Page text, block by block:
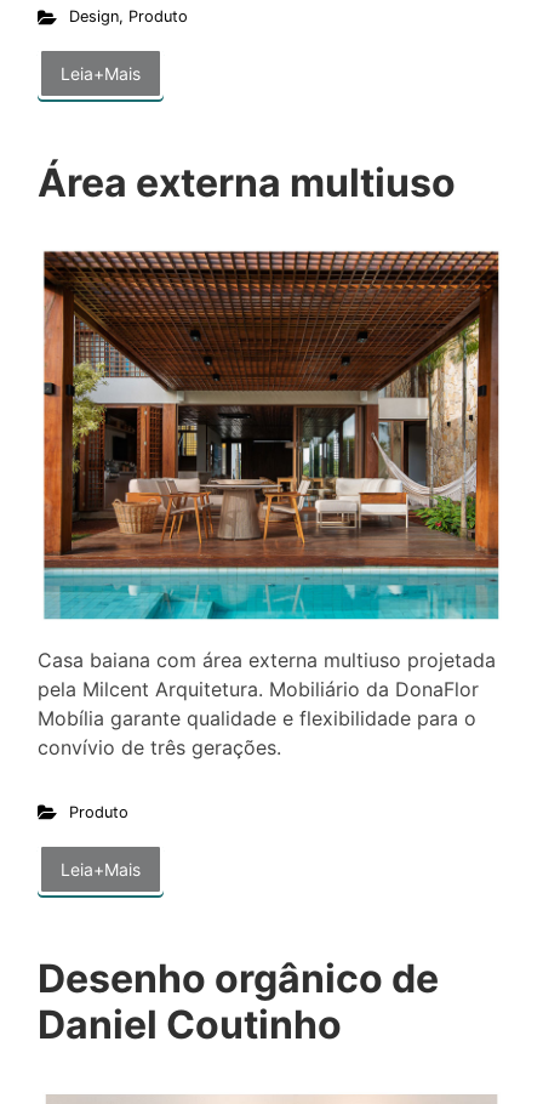
Design, Produto
Leia+Mais
Área externa multiuso
Casa baiana com área externa multiuso projetada
pela Milcent Arquitetura. Mobiliário da DonaFlor
Mobília garante qualidade e flexibilidade para o
convívio de três gerações.
Produto
Leia+Mais
Desenho orgânico de
Daniel Coutinho